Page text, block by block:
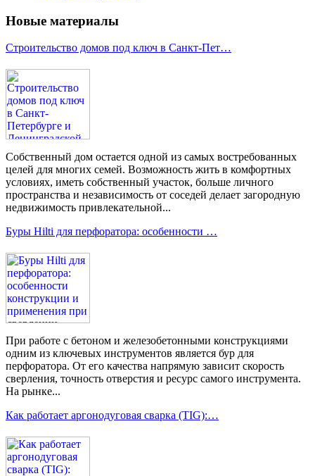
Новые материалы
Строительство домов под ключ в Санкт-Пет…
Собственный дом остается одной из самых востребованных
целей для многих семей. Возможность жить в комфортных
условиях, иметь собственный участок, больше личного
пространства и независимость от соседей делает загородную
недвижимость привлекательной...
Буры Hilti для перфоратора: особенности …
При работе с бетоном и железобетонными конструкциями
одним из ключевых инструментов является бур для
перфоратора. От его качества напрямую зависит скорость
сверления, точность отверстия и ресурс самого инструмента.
На рынке...
Как работает аргонодуговая сварка (TIG):…